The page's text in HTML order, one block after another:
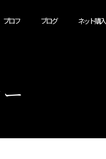
プロフ ブログ ネット購入